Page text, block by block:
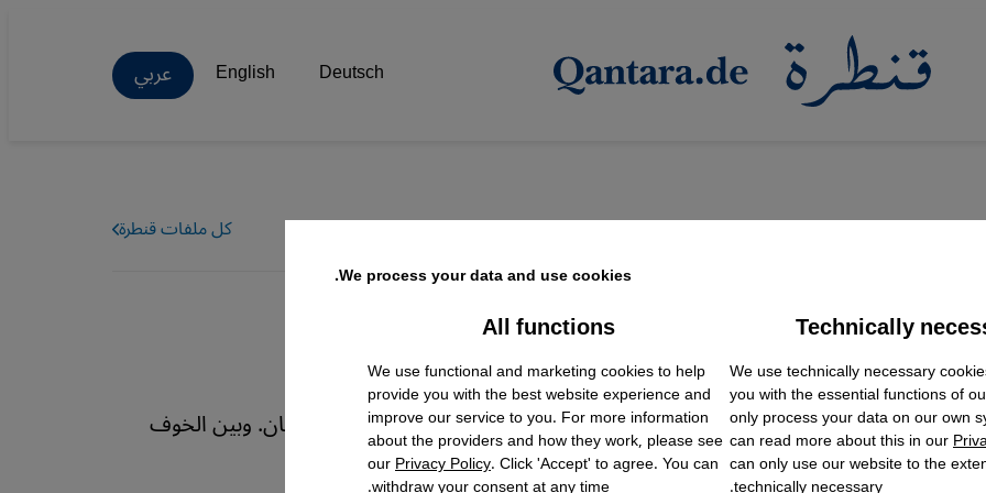
Deutsch
English عربي
كل ملفات قنطرة
في أفغانستان
تتحدى طالبان بطريقتها الخاصة
فتيات وشابات الإنجليزية سرًا في إحدى ضواحي أفغانستان، متحديةً قيود طالبان. وبين الخوف
اليومية، تحاول أن تمنح جيلاً من الفتيات فرصة للحلم بمستقبل مختلف.
We process your data and use cookies.
Technically
We use technically necessary
you with the essential functions of
only process your data on our own
can read more about this in our
can only use our website to the
All functions
We use functional and marketing cookies to help
provide you with the best website experience and
improve our service to you. For more information
about the providers and how they work, please see
ourPrivacy Policy. Click 'Accept' to agree. You can
Facebook Embed / Facebook Connect
Twitter Embed
Instagram Embed
Youtube Embed
Google Maps Embed